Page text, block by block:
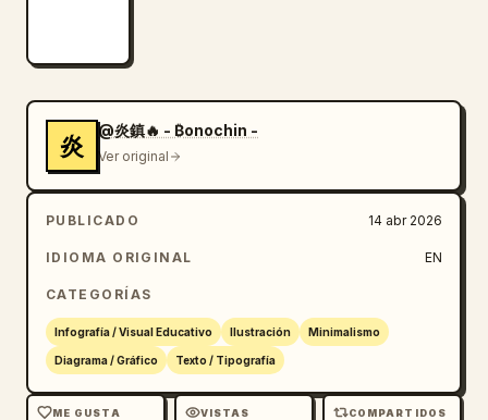
[{"icon":"sun","label":"Ajustar el brillo"},
color"},{"icon":"landscape","label":"Ajustar
el fondo"},{"icon":"crop","label":"Mantener
la composición"}]},"bottom_banner":"icono de
bombilla con texto"},{"number":3,"title":"Uso
avanzado","list":{"count":3,"items":
[{"icon":"multiple images","label":"Uso de
'Te'","label":"Texto dentro de la imagen"},
{"icon":"pie chart","label":"Infografías y
diagramas"}]},"example_box":{"title":"Ejemplo
verde con 'SPRING SALE'"}},
炎
@炎鎮🔥 - ₿onochin -
Ver original
PUBLICADO 14 abr 2026
IDIOMA ORIGINAL EN
CATEGORÍAS
Infografía / Visual Educativo Ilustración Minimalismo
Diagrama / Gráfico Texto / Tipografía
ME GUSTA VISTAS COMPARTIDOS